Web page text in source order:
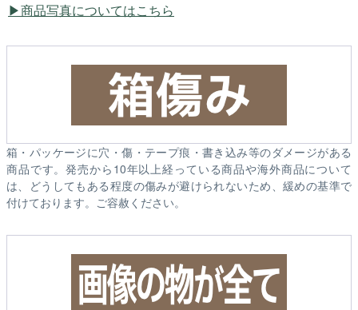
商品写真についてはこちら
箱・パッケージに穴・傷・テープ痕・書き込み等のダメージがある
商品です。発売から10年以上経っている商品や海外商品について
は、どうしてもある程度の傷みが避けられないため、緩めの基準で
付けております。ご容赦ください。